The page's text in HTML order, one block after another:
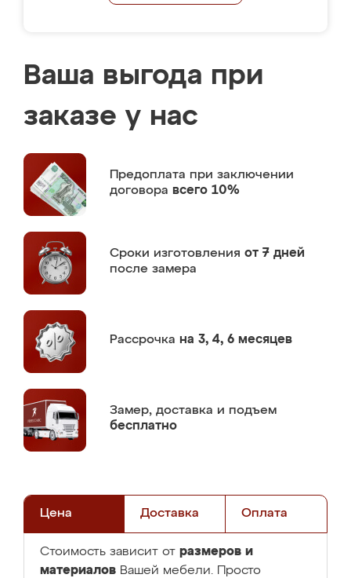
Ваша выгода при
заказе у нас
Предоплата при заключении
договора всего 10%
Сроки изготовления от 7 дней
после замера
Рассрочка на 3, 4, 6 месяцев
Замер, доставка и подъем
бесплатно
Цена Доставка Оплата
Стоимость зависит от размеров и
материалов Вашей мебели. Просто